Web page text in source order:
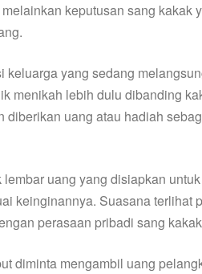
keputusan sang kakak
keluarga yang sedang
menikah lebih dulu dibanding
diberikan uang atau hadiah
uang yang disiapkan
keinginannya. Suasana terlihat
perasaan pribadi sang
diminta mengambil uang